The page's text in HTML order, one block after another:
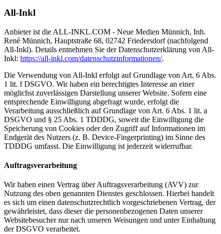
All-Inkl
Anbieter ist die ALL-INKL.COM - Neue Medien Münnich, Inh.
René Münnich, Hauptstraße 68, 02742 Friedersdorf (nachfolgend
All-Inkl). Details entnehmen Sie der Datenschutzerklärung von All-
Inkl: https://all-inkl.com/datenschutzinformationen/.
Die Verwendung von All-Inkl erfolgt auf Grundlage von Art. 6 Abs.
1 lit. f DSGVO. Wir haben ein berechtigtes Interesse an einer
möglichst zuverlässigen Darstellung unserer Website. Sofern eine
entsprechende Einwilligung abgefragt wurde, erfolgt die
Verarbeitung ausschließlich auf Grundlage von Art. 6 Abs. 1 lit. a
DSGVO und § 25 Abs. 1 TDDDG, soweit die Einwilligung die
Speicherung von Cookies oder den Zugriff auf Informationen im
Endgerät des Nutzers (z. B. Device-Fingerprinting) im Sinne des
TDDDG umfasst. Die Einwilligung ist jederzeit widerrufbar.
Auftragsverarbeitung
Wir haben einen Vertrag über Auftragsverarbeitung (AVV) zur
Nutzung des oben genannten Dienstes geschlossen. Hierbei handelt
es sich um einen datenschutzrechtlich vorgeschriebenen Vertrag, der
gewährleistet, dass dieser die personenbezogenen Daten unserer
Websitebesucher nur nach unseren Weisungen und unter Einhaltung
der DSGVO verarbeitet.